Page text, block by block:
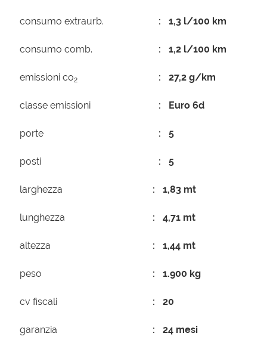
consumo extraurb. 1,3 l/100 km
consumo comb. 1,2 l/100 km
emissioni co2 27,2 g/km
classe emissioni Euro 6d
porte 5
posti 5
larghezza 1,83 mt
lunghezza 4,71 mt
altezza 1,44 mt
peso 1.900 kg
cv fiscali 20
garanzia 24 mesi